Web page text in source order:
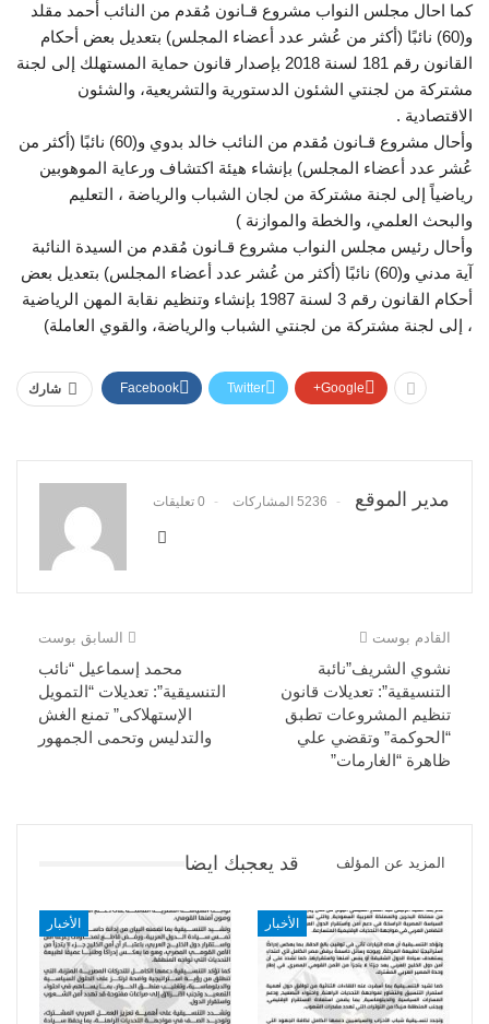
كما احال مجلس النواب مشروع قـانون مُقدم من النائب أحمد مقلد
و(60) نائبًا (أكثر من عُشر عدد أعضاء المجلس) بتعديل بعض أحكام
القانون رقم 181 لسنة 2018 بإصدار قانون حماية المستهلك إلى لجنة
مشتركة من لجنتي الشئون الدستورية والتشريعية، والشئون
الاقتصادية .
وأحال مشروع قـانون مُقدم من النائب خالد بدوي و(60) نائبًا (أكثر من
عُشر عدد أعضاء المجلس) بإنشاء هيئة اكتشاف ورعاية الموهوبين
رياضياً إلى لجنة مشتركة من لجان الشباب والرياضة ، التعليم
والبحث العلمي، والخطة والموازنة )
وأحال رئيس مجلس النواب مشروع قـانون مُقدم من السيدة النائبة
آية مدني و(60) نائبًا (أكثر من عُشر عدد أعضاء المجلس) بتعديل بعض
أحكام القانون رقم 3 لسنة 1987 بإنشاء وتنظيم نقابة المهن الرياضية
، إلى لجنة مشتركة من لجنتي الشباب والرياضة، والقوي العاملة)
شارك Facebook Twitter Google+
مدير الموقع 5236 المشاركات 0 تعليقات
السابق بوست
محمد إسماعيل “نائب
التنسيقية”: تعديلات “التمويل
الإستهلاكى” تمنع الغش
والتدليس وتحمى الجمهور
القادم بوست
نشوي الشريف”نائبة
التنسيقية”: تعديلات قانون
تنظيم المشروعات تطبق
“الحوكمة” وتقضي علي
ظاهرة “الغارمات”
قد يعجبك ايضا المزيد عن المؤلف
الأخبار الأخبار